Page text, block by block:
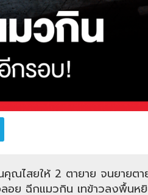
คุณไสยให้ 2 ตายาย จนยายตา
อย ฉีกแมวกิน เทข้าวลงพื้นห